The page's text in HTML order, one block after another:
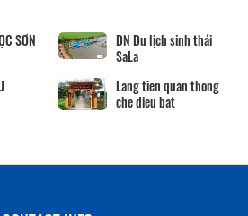
BẢO TÀNG VĨNH LONG
Khu lưu niệm Giáo sư,
Viện sĩ Trần Đại Nghĩa